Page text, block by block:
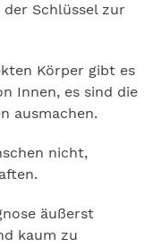
Schlüssel zur
Körper gibt es
Innen, es sind die
ausmachen.
nicht,
äußerst
kaum zu